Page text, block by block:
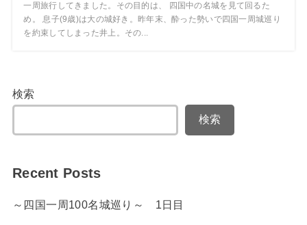
一周旅行してきました。その目的は、 四国中の名城を見て回るた
め。 息子(9歳)は大の城好き。昨年末、酔った勢いで四国一周城巡り
を約束してしまった井上。その...
検索
検索
Recent Posts
～四国一周100名城巡り～ 1日目